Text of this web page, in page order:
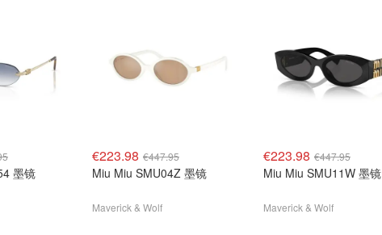
墨镜
€223.98 €447.95
Miu Miu SMU04Z 墨镜
Maverick & Wolf
€223.98 €447.95
Miu Miu SMU11W 墨镜
Maverick & Wolf